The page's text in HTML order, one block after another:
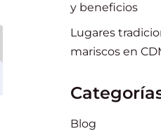
y beneficios
Lugares
mariscos en
Blog